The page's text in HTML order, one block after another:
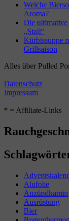
Welche
Aroma?
Die ultimative
„Stall“
Kürbissuppe
Grillsaison
Alles über Pulled
Datenschutz
Impressum
* = Affiliate-Links
Alufolie
Anzündkamin
Ausrüstung
Bier